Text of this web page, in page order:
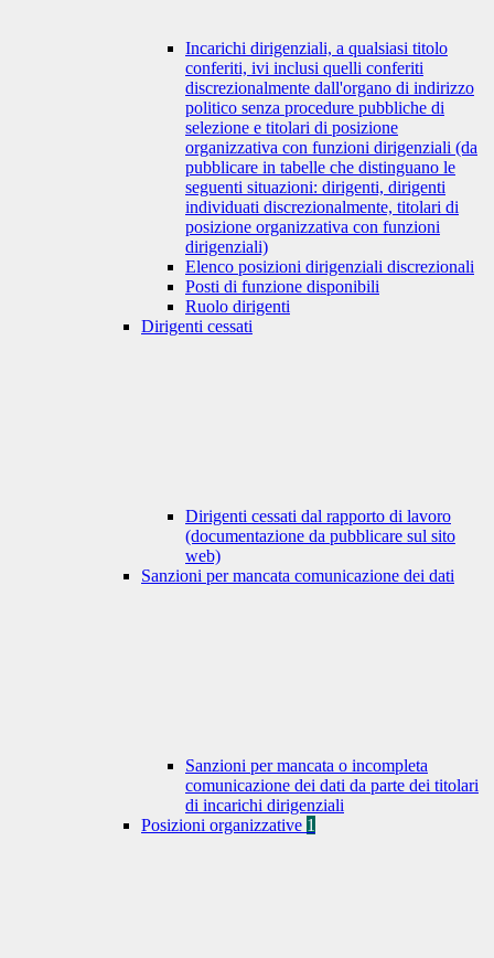
Incarichi dirigenziali, a qualsiasi titolo
conferiti, ivi inclusi quelli conferiti
discrezionalmente dall'organo di indirizzo
politico senza procedure pubbliche di
selezione e titolari di posizione
organizzativa con funzioni dirigenziali (da
pubblicare in tabelle che distinguano le
seguenti situazioni: dirigenti, dirigenti
individuati discrezionalmente, titolari di
posizione organizzativa con funzioni
dirigenziali)
Elenco posizioni dirigenziali discrezionali
Posti di funzione disponibili
Ruolo dirigenti
Dirigenti cessati
Dirigenti cessati dal rapporto di lavoro
(documentazione da pubblicare sul sito
web)
Sanzioni per mancata comunicazione dei dati
Sanzioni per mancata o incompleta
comunicazione dei dati da parte dei titolari
di incarichi dirigenziali
Posizioni organizzative 1